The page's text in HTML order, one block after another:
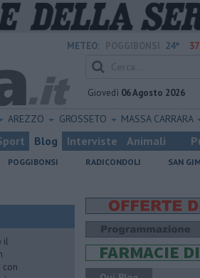
METEO: 24°
Giovedì 06 Agosto 2026
AREZZO GROSSETO MASSA CARRARA
Blog Interviste Animali
POGGIBONSI RADICONDOLI
SAN
il
con